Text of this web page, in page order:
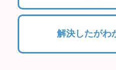
解決したがわ